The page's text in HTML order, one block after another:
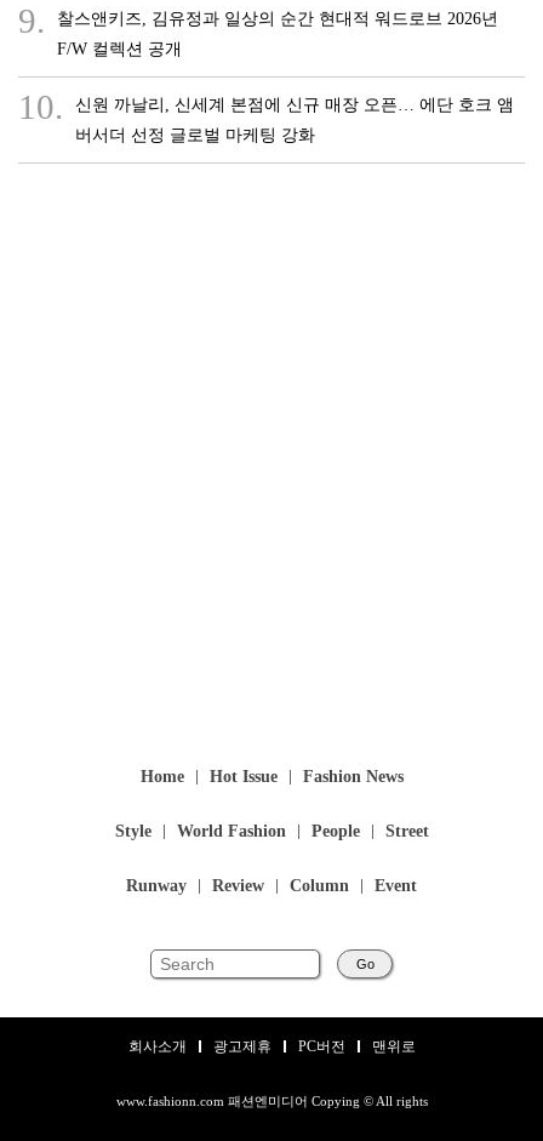
9.
찰스앤키즈, 김유정과 일상의 순간 현대적 워드로브 2026년
F/W 컬렉션 공개
10.
신원 까날리, 신세계 본점에 신규 매장 오픈… 에단 호크 앰
버서더 선정 글로벌 마케팅 강화
Home Hot Issue Fashion News
Style World Fashion People Street
Runway Review Column Event
Go
회사소개 광고제휴 PC버전 맨위로
www.fashionn.com 패션엔미디어 Copying © All rights